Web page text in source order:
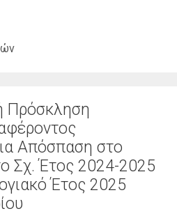
Πρόσκληση
Απόσπαση στο
Σχ. Έτος 2024-2025
Έτος 2025